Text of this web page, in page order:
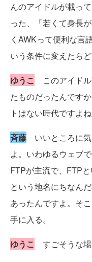
んのアイドルが載っ
った、「若くて身長
くAWKって便利な言
いう条件に変えたら
ゆうこ このアイド
たものだったんです
トはない時代ですよね
斉藤 いいところに
よ。いわゆるウェブ
FTPが主流で、FTP
という地名にちなん
あったんですよ。そ
手に入る。
ゆうこ すごそうな場